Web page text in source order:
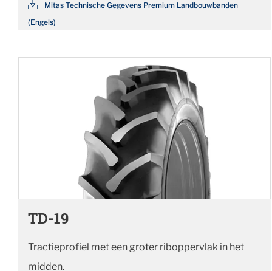
Mitas Technische Gegevens Premium Landbouwbanden
(Engels)
TD-19
Tractieprofiel met een groter riboppervlak in het
midden.